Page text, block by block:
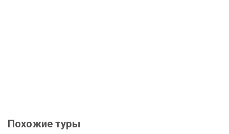
Похожие туры